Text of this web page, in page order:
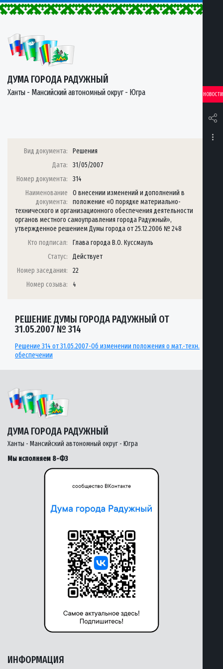
ДУМА ГОРОДА РАДУЖНЫЙ
Ханты - Мансийский автономный округ - Югра НОВОСТИ
Вид документа:
Решения
Дата:
31/05/2007
Номер документа:
314
Наименование
документа:
О внесении изменений и дополнений в
положение «О порядке материально-
технического и организационного обеспечения деятельности
органов местного самоуправления города Радужный»,
утвержденное решением Думы города от 25.12.2006 № 248
Кто подписал:
Глава города В.О. Куссмауль
Статус:
Действует
Номер заседания:
22
Номер созыва:
4
РЕШЕНИЕ ДУМЫ ГОРОДА РАДУЖНЫЙ ОТ
31.05.2007 № 314
Решение 314 от 31.05.2007-Об изменении положения о мат.-техн.
обеспечении
ДУМА ГОРОДА РАДУЖНЫЙ
Ханты - Мансийский автономный округ - Югра
Мы исполняем 8-ФЗ
ИНФОРМАЦИЯ